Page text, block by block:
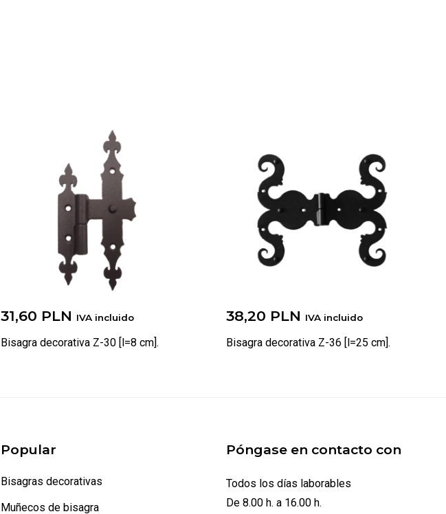
31,60 PLN IVA incluido
Bisagra decorativa Z-30 [l=8 cm].
38,20 PLN IVA incluido
Bisagra decorativa Z-36 [l=25 cm].
Popular
Bisagras decorativas
Muñecos de bisagra
Póngase en contacto con
Todos los días laborables
De 8.00 h. a 16.00 h.